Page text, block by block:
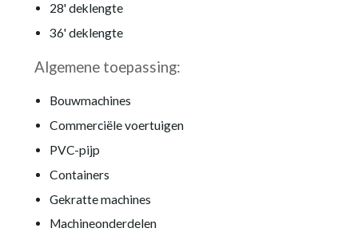
28' deklengte
36' deklengte
Algemene toepassing:
Bouwmachines
Commerciële voertuigen
PVC-pijp
Containers
Gekratte machines
Machineonderdelen